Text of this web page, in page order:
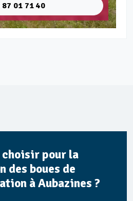
87 01 71 40
choisir pour la
des boues de
à Aubazines ?